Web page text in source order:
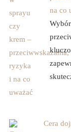
na co
Cera